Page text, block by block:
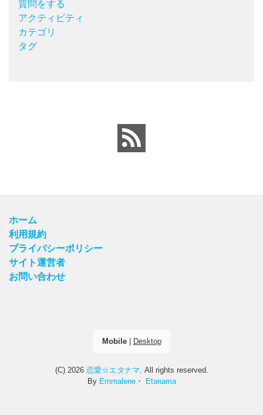
質問をする
アクティビティ
カテゴリ
タグ
ホーム
利用規約
プライバシーポリシー
サイト運営者
お問い合わせ
Mobile| Desktop
(C) 2026 恋愛☆エタナマ. All rights reserved.
By Emmalene・ Etanama